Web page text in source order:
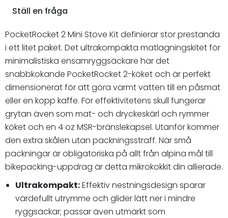
Ställ en fråga
PocketRocket 2 Mini Stove Kit definierar stor prestanda
i ett litet paket. Det ultrakompakta matlagningskitet för
minimalistiska ensamryggsäckare har det
snabbkokande PocketRocket 2-köket och är perfekt
dimensionerat för att göra varmt vatten till en påsmat
eller en kopp kaffe. För effektivitetens skull fungerar
grytan även som mat- och dryckeskärl och rymmer
köket och en 4 oz MSR-bränslekapsel. Utanför kommer
den extra skålen utan packningsstraff. När små
packningar är obligatoriska på allt från alpina mål till
bikepacking-uppdrag är detta mikrokokkit din allierade.
Ultrakompakt:Effektiv nestningsdesign sparar
värdefullt utrymme och glider lätt ner i mindre
ryggsäckar; passar även utmärkt som